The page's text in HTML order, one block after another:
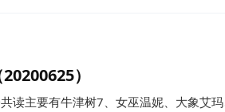
）
读主要有牛津树7、女巫温妮、大象艾